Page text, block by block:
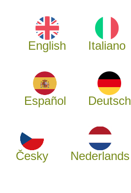
English Italiano
Español Deutsch
Česky Nederlands